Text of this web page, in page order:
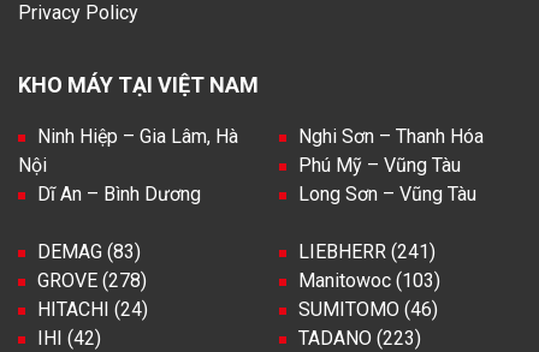
Privacy Policy
KHO MÁY TẠI VIỆT NAM
Ninh Hiệp – Gia Lâm, Hà
Nội
Dĩ An – Bình Dương
Nghi Sơn – Thanh Hóa
Phú Mỹ – Vũng Tàu
Long Sơn – Vũng Tàu
DEMAG (83)
GROVE (278)
HITACHI (24)
IHI (42)
LIEBHERR (241)
Manitowoc (103)
SUMITOMO (46)
TADANO (223)